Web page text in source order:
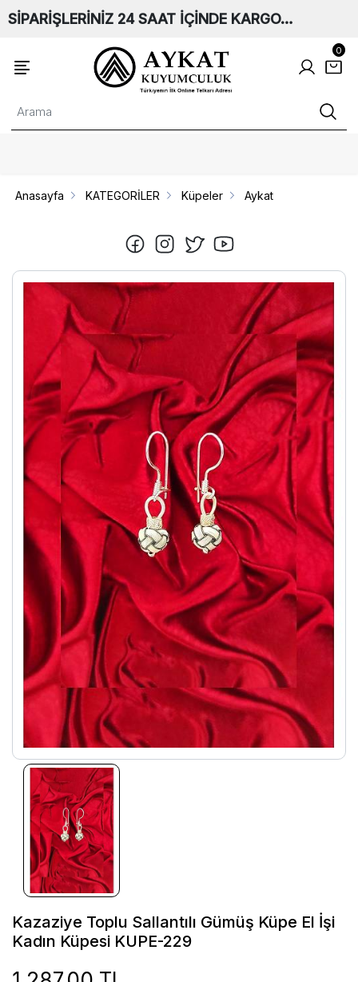
SİPARİŞLERİNİZ 24 SAAT İÇİNDE KARGO…
0
Anasayfa KATEGORİLER Küpeler Aykat
Kazaziye Toplu Sallantılı Gümüş Küpe El İşi
Kadın Küpesi KUPE-229